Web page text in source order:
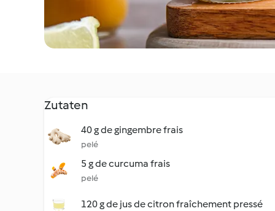
Zutaten
40 g de gingembre frais
pelé
5 g de curcuma frais
pelé
120 g de jus de citron fraîchement pressé